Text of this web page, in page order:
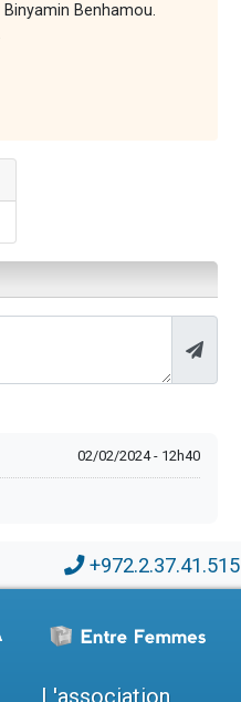
Benhamou.
02/02/2024 - 12h40
+972.2.37.41.515